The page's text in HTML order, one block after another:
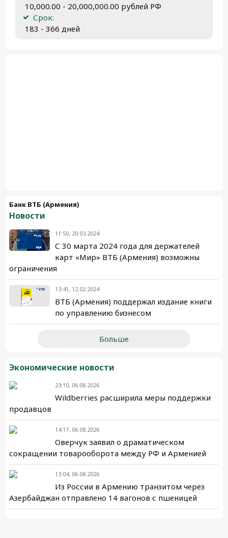
10,000.00 - 20,000,000.00 рублей РФ
Срок:
183 - 366 дней
Банк ВТБ (Армения)
Новости
11:50, 20.03.2024
С 30 марта 2024 года для держателей
карт «Мир» ВТБ (Армения) возможны
ограничения
13:41, 12.02.2024
ВТБ (Армения) поддержал издание книги
по управлению бизнесом
Больше
Экономические новости
23:10, 06.08.2026
Wildberries расширила меры поддержки
продавцов
14:17, 06.08.2026
Оверчук заявил о драматическом
сокращении товарооборота между РФ и Арменией
13:04, 06.08.2026
Из России в Армению транзитом через
Азербайджан отправлено 14 вагонов с пшеницей